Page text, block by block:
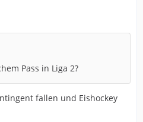
Pass in Liga 2?
fallen und Eishockey